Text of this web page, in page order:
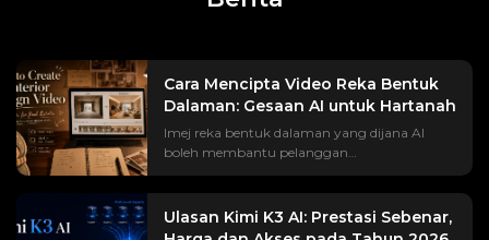
Cara Mencipta Video Reka Bentuk
Dalaman: Gesaan AI untuk Hartanah
Imej reka bentuk dalaman yang dijana AI
boleh membantu pelanggan
menggambarkan ruang yang telah siap,
tetapi rendering statik tidak selalunya
memberikan impak visual kepada pelanggan
anda sepertimana reka bentuk tersebut
Ulasan Kimi K3 AI: Prestasi Sebenar,